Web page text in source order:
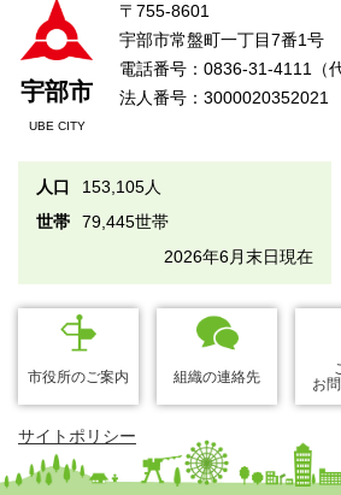
宇部市
UBE CITY
〒755-8601
宇部市常盤町一丁目7番1号
電話番号：0836-31-4111（
法人番号：3000020352021
人口
153,105人
世帯
79,445世帯
2026年6月末日現在
市役所のご案内 組織の連絡先
お
サイトポリシー